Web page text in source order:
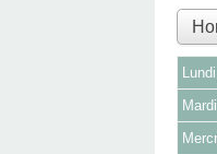
Lundi
Mardi